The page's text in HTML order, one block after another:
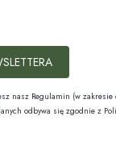
nasz Regulamin (w zakresie
odbywa się zgodnie z